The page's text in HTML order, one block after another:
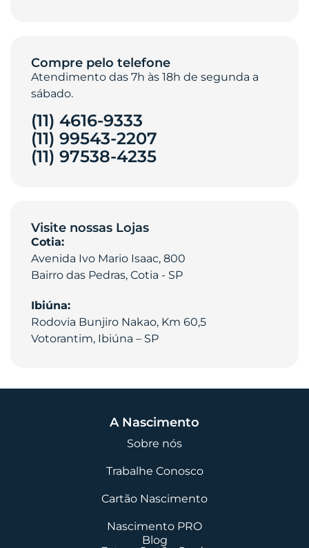
Compre pelo telefone
Atendimento das 7h às 18h de segunda a
sábado.
(11) 4616-9333
(11) 99543-2207
(11) 97538-4235‎
Visite nossas Lojas
Cotia:
Avenida Ivo Mario Isaac, 800
Bairro das Pedras, Cotia - SP
Ibiúna:
Rodovia Bunjiro Nakao, Km 60,5
Votorantim, Ibiúna – SP
A Nascimento
Sobre nós
Trabalhe Conosco
Cartão Nascimento
Nascimento PRO
Blog